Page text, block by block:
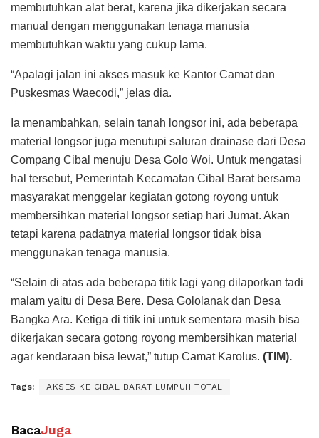
membutuhkan alat berat, karena jika dikerjakan secara
manual dengan menggunakan tenaga manusia
membutuhkan waktu yang cukup lama.
“Apalagi jalan ini akses masuk ke Kantor Camat dan
Puskesmas Waecodi,” jelas dia.
Ia menambahkan, selain tanah longsor ini, ada beberapa
material longsor juga menutupi saluran drainase dari Desa
Compang Cibal menuju Desa Golo Woi. Untuk mengatasi
hal tersebut, Pemerintah Kecamatan Cibal Barat bersama
masyarakat menggelar kegiatan gotong royong untuk
membersihkan material longsor setiap hari Jumat. Akan
tetapi karena padatnya material longsor tidak bisa
menggunakan tenaga manusia.
“Selain di atas ada beberapa titik lagi yang dilaporkan tadi
malam yaitu di Desa Bere. Desa Gololanak dan Desa
Bangka Ara. Ketiga di titik ini untuk sementara masih bisa
dikerjakan secara gotong royong membersihkan material
agar kendaraan bisa lewat,” tutup Camat Karolus. (TIM).
Tags: AKSES KE CIBAL BARAT LUMPUH TOTAL
BacaJuga